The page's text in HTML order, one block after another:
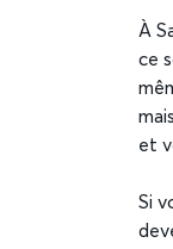
À
ce
et
Si